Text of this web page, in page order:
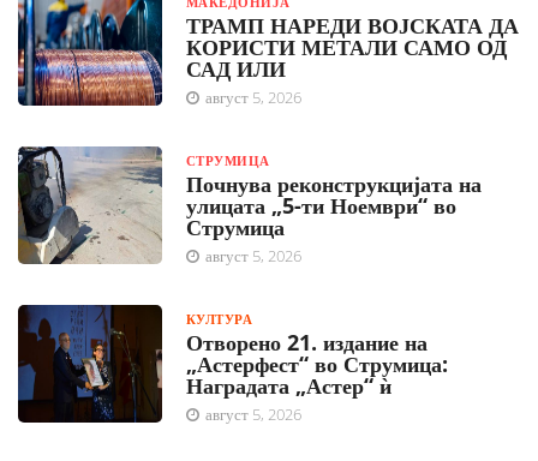
ТРАМП НАРЕДИ ВОЈСКАТА ДА
КОРИСТИ МЕТАЛИ САМО ОД
САД ИЛИ
август 5, 2026
СТРУМИЦА
Почнува реконструкцијата на
улицата „5-ти Ноември“ во
Струмица
август 5, 2026
КУЛТУРА
Отворено 21. издание на
„Астерфест“ во Струмица:
Наградата „Астер“ ѝ
август 5, 2026